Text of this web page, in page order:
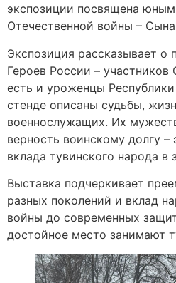
экспозиции посвящена
Отечественной войны –
Экспозиция рассказывает о
Героев России –
есть и уроженцы
стенде описаны судьбы,
военнослужащих. Их
верность воинскому долгу
вклада тувинского народа в
Выставка подчеркивает
разных поколений и вклад
войны до современных
достойное место занимают